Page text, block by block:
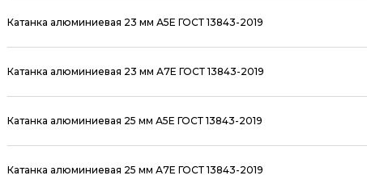
Катанка алюминиевая 23 мм А5Е ГОСТ 13843-2019
Катанка алюминиевая 23 мм А7Е ГОСТ 13843-2019
Катанка алюминиевая 25 мм А5Е ГОСТ 13843-2019
Катанка алюминиевая 25 мм А7Е ГОСТ 13843-2019